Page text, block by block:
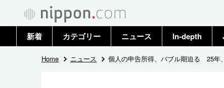
新着 カテゴリー
政治・外交
ニュース
トップ
In-depth
Home ニュース 個人の申告所得、バブル期迫る 25年